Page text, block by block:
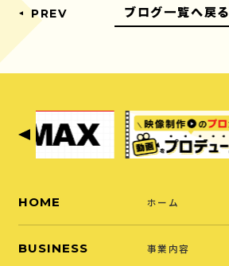
PREV ブログ一覧へ戻る
HOME ホーム
BUSINESS 事業内容